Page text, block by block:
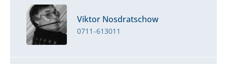
Viktor Nosdratschow
0711-613011